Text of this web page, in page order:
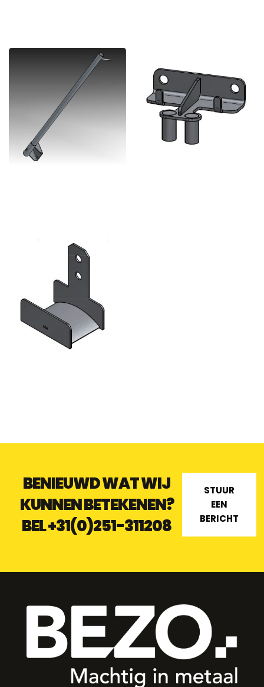
BENIEUWD WAT WIJ
KUNNEN BETEKENEN?
BEL+31(0)251-311208
STUUR
EEN
BERICHT